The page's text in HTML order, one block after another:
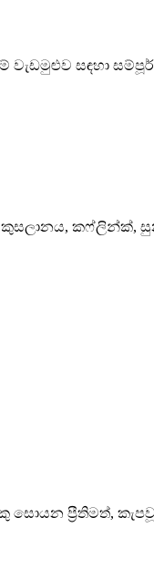
වැඩමුළුව සඳහා
කුසලානය, කෆ්ලින්ක්,
ප්‍රීතිමත්, කැපවූ,